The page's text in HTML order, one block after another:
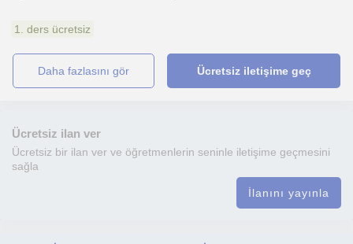
1. ders ücretsiz
daha fazlasını gör Ücretsiz iletişime geç
Ücretsiz ilan ver
Ücretsiz bir ilan ver ve öğretmenlerin seninle iletişime geçmesini
sağla
İlanını yayınla